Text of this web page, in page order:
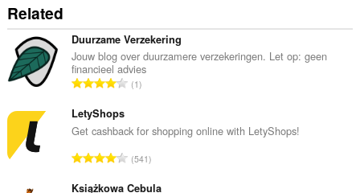
Related
Duurzame Verzekering
Jouw blog over duurzamere verzekeringen. Let op: geen
financieel advies
A
i
i
1
LetyShops
Get cashback for shopping online with LetyShops!
A541
Książkowa Cebula